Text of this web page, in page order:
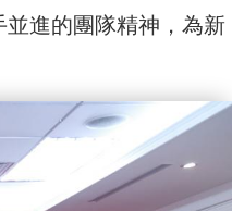
進的團隊精神，為新